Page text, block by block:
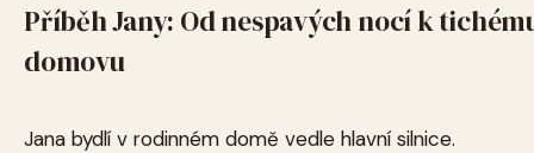
Příběh Jany: Od nespavých nocí k
domovu
Jana bydlí v rodinném domě vedle hlavní silnice.